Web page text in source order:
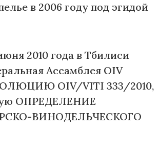
в 2006 году под эгидой
2010 года в Тбилиси
Ассамблея OIV
OIV/VITI 333/2010,
ОПРЕДЕЛЕНИЕ
ВИНОДЕЛЬЧЕСКОГО